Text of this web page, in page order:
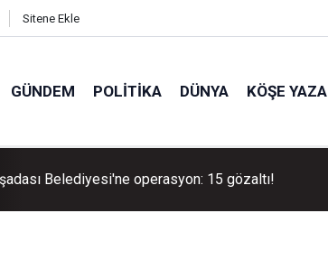
Sitene Ekle
GÜNDEM POLITIKA DÜNYA KÖŞE
Belediyesi'ne operasyon: 15 gözaltı!